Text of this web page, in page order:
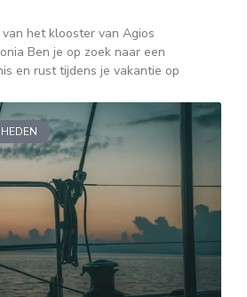
het klooster van Agios
Ben je op zoek naar een
en rust tijdens je vakantie op